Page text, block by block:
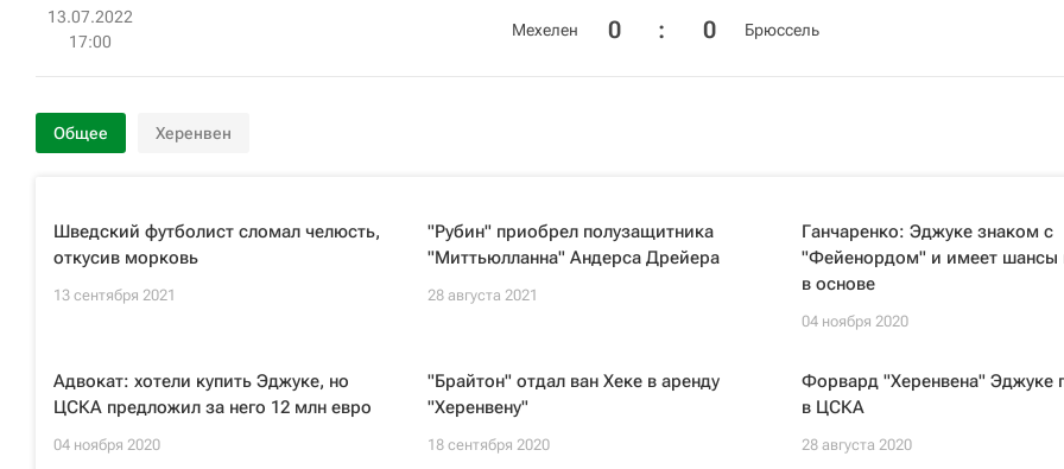
13.07.2022
17:00
Мехелен 0 : 0 Брюссель
Общее Херенвен
Шведский футболист сломал челюсть,
откусив морковь
13 сентября 2021
"Рубин" приобрел полузащитника
"Миттьюлланна" Андерса Дрейера
28 августа 2021
Ганчаренко: Эджуке знаком с
"Фейенордом" и имеет шансы
в основе
04 ноября 2020
Адвокат: хотели купить Эджуке, но
ЦСКА предложил за него 12 млн евро
04 ноября 2020
"Брайтон" отдал ван Хеке в аренду
"Херенвену"
18 сентября 2020
Форвард "Херенвена" Эджуке
в ЦСКА
28 августа 2020